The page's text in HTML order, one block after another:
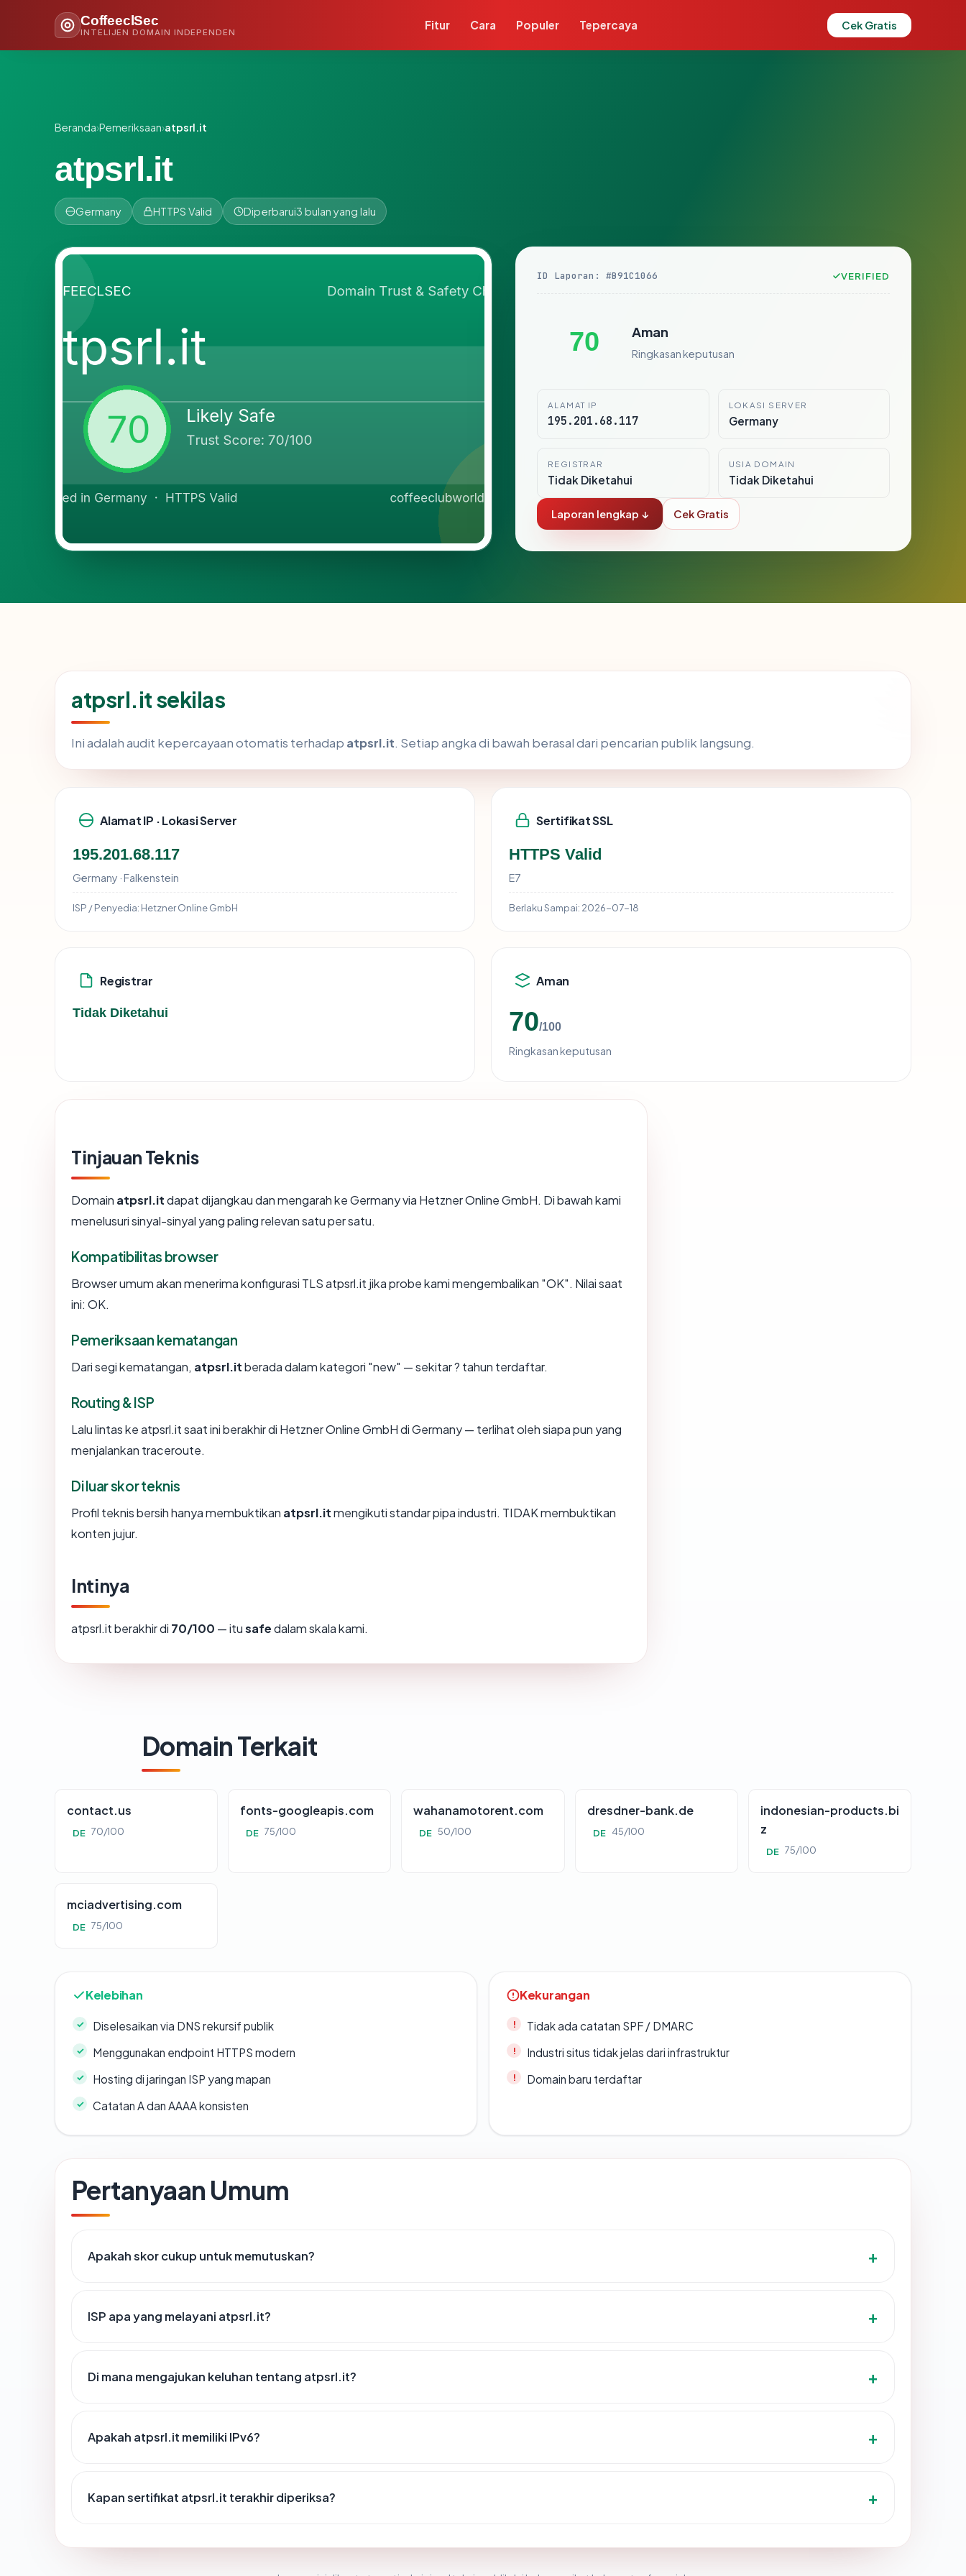
CoffeeclSec
INTELIJEN DOMAIN INDEPENDEN
Fitur Cara Populer Tepercaya Cek Gratis
Beranda›Pemeriksaan›atpsrl.it
atpsrl.it
Germany HTTPS Valid Diperbarui3 bulan yang lalu
ID Laporan: #B91C1066 VERIFIED
70 Aman
Ringkasan keputusan
ALAMAT IP
195.201.68.117
LOKASI SERVER
Germany
REGISTRAR
Tidak Diketahui
USIA DOMAIN
Tidak Diketahui
Laporan lengkap ↓ Cek Gratis
atpsrl.it sekilas
Ini adalah audit kepercayaan otomatis terhadap atpsrl.it. Setiap angka di bawah berasal dari pencarian publik langsung.
Alamat IP · Lokasi Server
195.201.68.117
Germany · Falkenstein
ISP / Penyedia: Hetzner Online GmbH
Sertifikat SSL
HTTPS Valid
E7
Berlaku Sampai: 2026-07-18
Registrar
Tidak Diketahui
Aman
70/100
Ringkasan keputusan
Tinjauan Teknis
Domain atpsrl.itdapat dijangkau dan mengarah ke Germany via Hetzner Online GmbH. Di bawah kami
menelusuri sinyal-sinyal yang paling relevan satu per satu.
Kompatibilitas browser
Browser umum akan menerima konfigurasi TLS atpsrl.it jika probe kami mengembalikan "OK". Nilai saat
ini: OK.
Pemeriksaan kematangan
Dari segi kematangan, atpsrl.itberada dalam kategori "new" — sekitar ? tahun terdaftar.
Routing & ISP
Lalu lintas ke atpsrl.it saat ini berakhir di Hetzner Online GmbH di Germany — terlihat oleh siapa pun yang
menjalankan traceroute.
Di luar skor teknis
Profil teknis bersih hanya membuktikan atpsrl.itmengikuti standar pipa industri. TIDAK membuktikan
konten jujur.
Intinya
atpsrl.it berakhir di 70/100 — itusafedalam skala kami.
Domain Terkait
contact.us
DE 70/100
fonts-googleapis.com
DE 75/100
wahanamotorent.com
DE 50/100
dresdner-bank.de
DE 45/100
indonesian-products.bi
z
DE 75/100
mciadvertising.com
DE 75/100
Kelebihan
Diselesaikan via DNS rekursif publik
Menggunakan endpoint HTTPS modern
Hosting di jaringan ISP yang mapan
Catatan A dan AAAA konsisten
Kekurangan
Tidak ada catatan SPF / DMARC
Industri situs tidak jelas dari infrastruktur
Domain baru terdaftar
Pertanyaan Umum
Apakah skor cukup untuk memutuskan?
ISP apa yang melayani atpsrl.it?
Di mana mengajukan keluhan tentang atpsrl.it?
Apakah atpsrl.it memiliki IPv6?
Kapan sertifikat atpsrl.it terakhir diperiksa?